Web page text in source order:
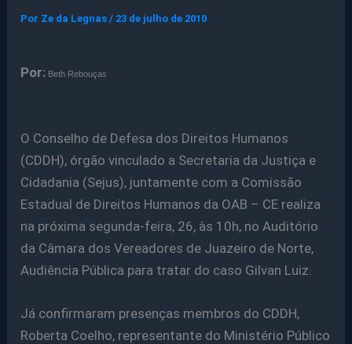
Por Ze da Legnas/ 23 de julho de 2010
Por: Beth Rebouças
O Conselho de Defesa dos Direitos Humanos
(CDDH), órgão vinculado a Secretaria da Justiça e
Cidadania (Sejus), juntamente com a Comissão
Estadual de Direitos Humanos da OAB – CE realiza
na próxima segunda-feira, 26, às 10h, no Auditório
da Câmara dos Vereadores de Juazeiro de Norte,
Audiência Pública para tratar do caso Gilvan Luiz.
Já confirmaram presenças membros do CDDH,
Roberta Coelho, representante do Ministério Público